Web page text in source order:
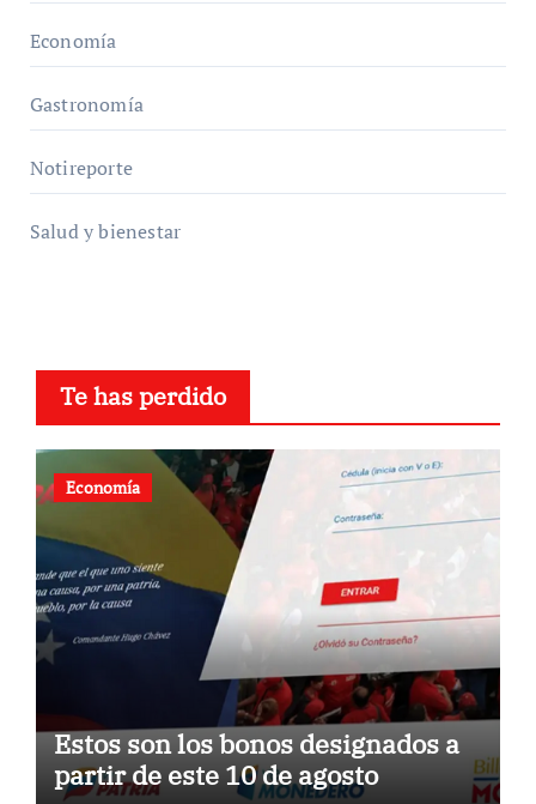
Economía
Gastronomía
Notireporte
Salud y bienestar
Te has perdido
Economía
Estos son los bonos designados a
partir de este 10 de agosto